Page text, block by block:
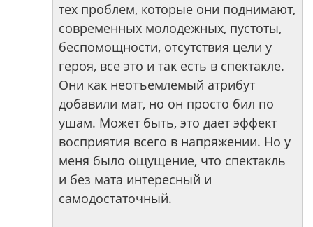
тех проблем, которые они поднимают,
современных молодежных, пустоты,
беспомощности, отсутствия цели у
героя, все это и так есть в спектакле.
Они как неотъемлемый атрибут
добавили мат, но он просто бил по
ушам. Может быть, это дает эффект
восприятия всего в напряжении. Но у
меня было ощущение, что спектакль
и без мата интересный и
самодостаточный.